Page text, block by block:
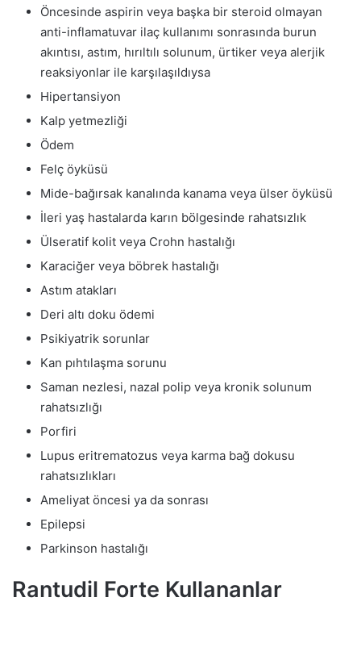
Öncesinde aspirin veya başka bir steroid olmayan
anti-inflamatuvar ilaç kullanımı sonrasında burun
akıntısı, astım, hırıltılı solunum, ürtiker veya alerjik
reaksiyonlar ile karşılaşıldıysa
Hipertansiyon
Kalp yetmezliği
Ödem
Felç öyküsü
Mide-bağırsak kanalında kanama veya ülser öyküsü
İleri yaş hastalarda karın bölgesinde rahatsızlık
Ülseratif kolit veya Crohn hastalığı
Karaciğer veya böbrek hastalığı
Astım atakları
Deri altı doku ödemi
Psikiyatrik sorunlar
Kan pıhtılaşma sorunu
Saman nezlesi, nazal polip veya kronik solunum
rahatsızlığı
Porfiri
Lupus eritrematozus veya karma bağ dokusu
rahatsızlıkları
Ameliyat öncesi ya da sonrası
Epilepsi
Parkinson hastalığı
Rantudil Forte Kullananlar